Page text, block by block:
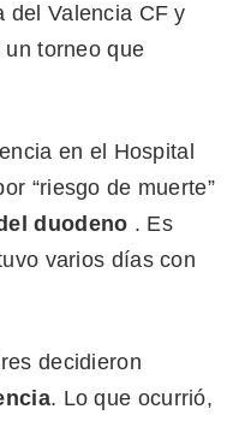
del Valencia CF y
torneo que
en el Hospital
“riesgo de muerte”
duodeno . Es
varios días con
decidieron
. Lo que ocurrió,